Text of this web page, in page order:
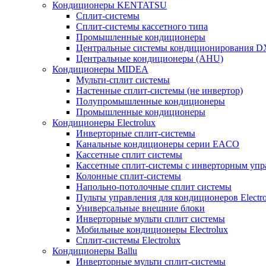
Кондиционеры KENTATSU
Сплит-системы
Сплит-системы кассетного типа
Промышленные кондиционеры
Центральные системы кондиционирования
Центральные кондиционеры (AHU)
Кондиционеры MIDEA
Мульти-сплит системы
Настенные сплит-системы (не инвертор)
Полупромышленные кондиционеры
Промышленные кондиционеры
Кондиционеры Electrolux
Инверторные сплит-системы
Канальные кондиционеры серии EACO
Кассетные сплит системы
Кассетные сплит-системы с инверторным
Колонные сплит-системы
Напольно-потолочные сплит системы
Пульты управления для кондиционеров
Универсальные внешние блоки
Инверторные мульти сплит системы
Мобильные кондиционеры Electrolux
Сплит-системы Electrolux
Кондиционеры Ballu
Инверторные мульти сплит-системы